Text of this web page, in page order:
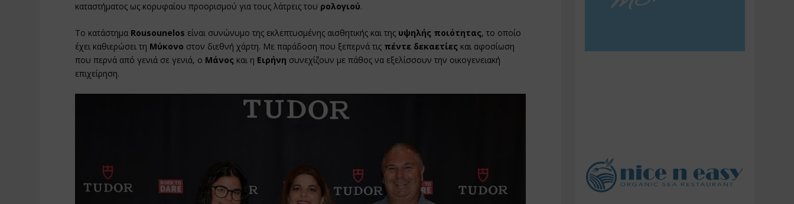
καταστήματος ως κορυφαίου προορισμού για τους λάτρεις του ρολογιού.
Το κατάστημα Rousounelos είναι συνώνυμο της εκλεπτυσμένης αισθητικής και της υψηλής ποιότητας, το οποίο
έχει καθιερώσει τη Μύκονο στον διεθνή χάρτη. Με παράδοση που ξεπερνά τις πέντε δεκαετίες και αφοσίωση
που περνά από γενιά σε γενιά, ο Μάνος και η Ειρήνη συνεχίζουν με πάθος να εξελίσσουν την οικογενειακή
επιχείρηση.